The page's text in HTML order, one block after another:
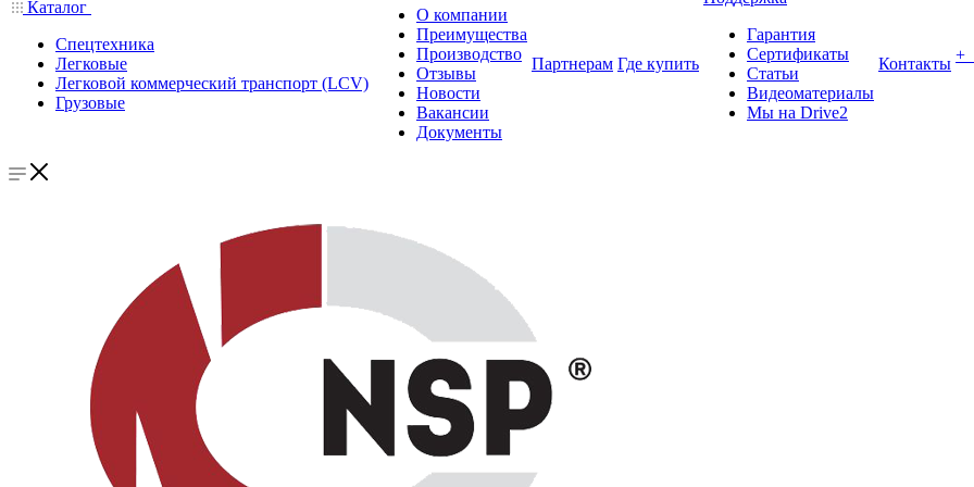
Каталог
Спецтехника
Легковые
Легковой коммерческий транспорт (LCV)
Грузовые
О компании
Преимущества
Производство
Отзывы
Новости
Вакансии
Документы
Партнерам Где купить
Гарантия
Сертификаты
Статьи
Видеоматериалы
Мы на Drive2
Контакты +